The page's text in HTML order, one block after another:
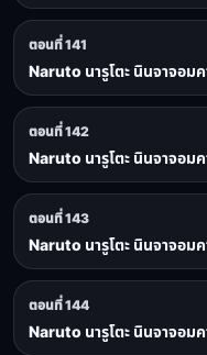
ตอนที่ 141
Naruto นารูโตะ นินจาจอม
ตอนที่ 142
Naruto นารูโตะ นินจาจอม
ตอนที่ 143
Naruto นารูโตะ นินจาจอม
ตอนที่ 144
Naruto นารูโตะ นินจาจอม